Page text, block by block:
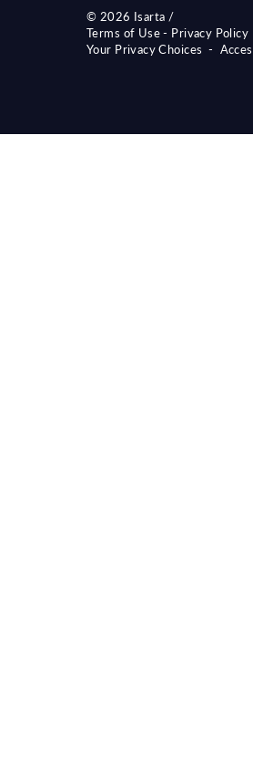
© 2026 Isarta /
Terms of Use - Privacy Policy
Your Privacy Choices -